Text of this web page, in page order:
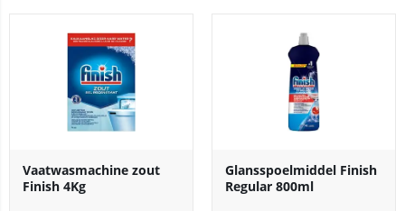
Vaatwasmachine zout
Finish 4Kg
Glansspoelmiddel Finish
Regular 800ml